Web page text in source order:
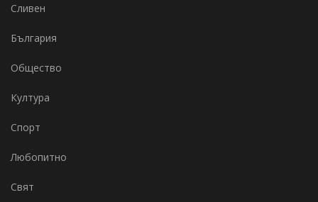
Сливен
България
Общество
Култура
Спорт
Любопитно
Свят